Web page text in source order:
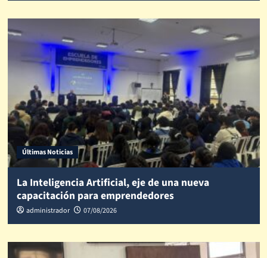
Últimas Noticias
La Inteligencia Artificial, eje de una nueva
capacitación para emprendedores
administrador 07/08/2026